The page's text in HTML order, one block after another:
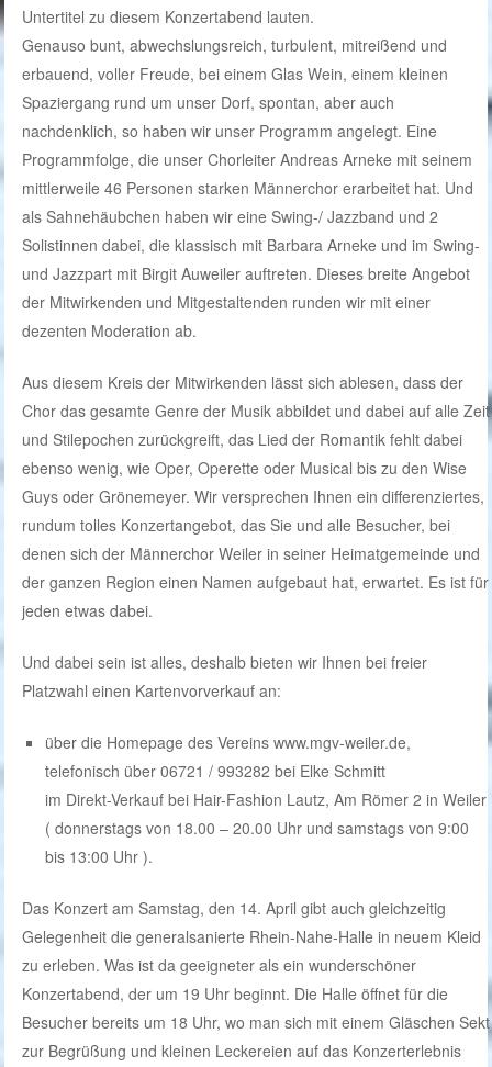
Untertitel zu diesem Konzertabend lauten.
Genauso bunt, abwechslungsreich, turbulent, mitreißend und
erbauend, voller Freude, bei einem Glas Wein, einem kleinen
Spaziergang rund um unser Dorf, spontan, aber auch
nachdenklich, so haben wir unser Programm angelegt. Eine
Programmfolge, die unser Chorleiter Andreas Arneke mit seinem
mittlerweile 46 Personen starken Männerchor erarbeitet hat. Und
als Sahnehäubchen haben wir eine Swing-/ Jazzband und 2
Solistinnen dabei, die klassisch mit Barbara Arneke und im Swing-
und Jazzpart mit Birgit Auweiler auftreten. Dieses breite Angebot
der Mitwirkenden und Mitgestaltenden runden wir mit einer
dezenten Moderation ab.
Aus diesem Kreis der Mitwirkenden lässt sich ablesen, dass der
Chor das gesamte Genre der Musik abbildet und dabei auf alle Zeit
und Stilepochen zurückgreift, das Lied der Romantik fehlt dabei
ebenso wenig, wie Oper, Operette oder Musical bis zu den Wise
Guys oder Grönemeyer. Wir versprechen Ihnen ein differenziertes,
rundum tolles Konzertangebot, das Sie und alle Besucher, bei
denen sich der Männerchor Weiler in seiner Heimatgemeinde und
der ganzen Region einen Namen aufgebaut hat, erwartet. Es ist für
jeden etwas dabei.
Und dabei sein ist alles, deshalb bieten wir Ihnen bei freier
Platzwahl einen Kartenvorverkauf an:
über die Homepage des Vereins www.mgv-weiler.de,
telefonisch über 06721 / 993282 bei Elke Schmitt
im Direkt-Verkauf bei Hair-Fashion Lautz, Am Römer 2 in Weiler
( donnerstags von 18.00 – 20.00 Uhr und samstags von 9:00
bis 13:00 Uhr ).
Das Konzert am Samstag, den 14. April gibt auch gleichzeitig
Gelegenheit die generalsanierte Rhein-Nahe-Halle in neuem Kleid
zu erleben. Was ist da geeigneter als ein wunderschöner
Konzertabend, der um 19 Uhr beginnt. Die Halle öffnet für die
Besucher bereits um 18 Uhr, wo man sich mit einem Gläschen Sekt
zur Begrüßung und kleinen Leckereien auf das Konzerterlebnis